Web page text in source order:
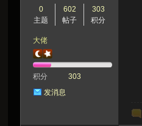
0
主题
602
帖子
303
积分
大佬
积分
303
发消息